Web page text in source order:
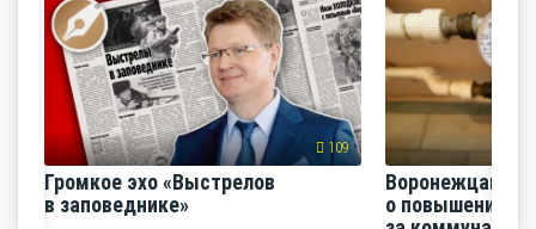
109
Громкое эхо «Выстрелов
в заповеднике»
Воронежцам
о повышении